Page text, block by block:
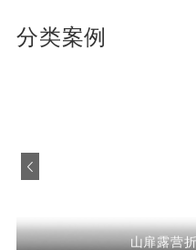
分类案例
折叠椅品牌策划